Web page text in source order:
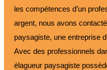
les compétences d’un
argent, nous avons
paysagiste, une entreprise
Avec des professionnels
élagueur paysagiste